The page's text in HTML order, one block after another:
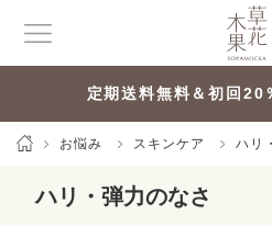
定期送料無料＆初回
お悩み スキンケア ハリ
ハリ・弾力のなさ